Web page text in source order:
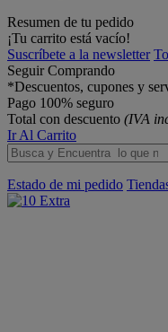
Resumen de tu pedido
¡Tu carrito está vacío!
Suscríbete a la newsletter
Seguir Comprando
*Descuentos, cupones y
Pago 100% seguro
Total con descuento (IVA
Ir Al Carrito
Estado de mi pedido